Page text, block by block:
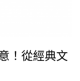
！從經典文